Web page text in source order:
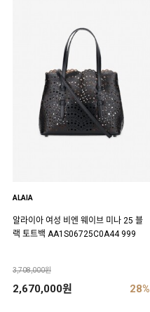
ALAIA
알라이아 여성 비엔 웨이브 미나 25 블
랙 토트백 AA1S06725C0A44 999
3,708,000원
2,670,000원 28%